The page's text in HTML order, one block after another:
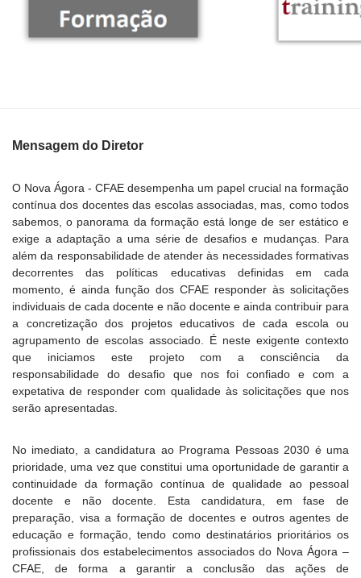
Mensagem do Diretor
O Nova Ágora - CFAE desempenha um papel crucial na formação
contínua dos docentes das escolas associadas, mas, como todos
sabemos, o panorama da formação está longe de ser estático e
exige a adaptação a uma série de desafios e mudanças. Para
além da responsabilidade de atender às necessidades formativas
decorrentes das políticas educativas definidas em cada
momento, é ainda função dos CFAE responder às solicitações
individuais de cada docente e não docente e ainda contribuir para
a concretização dos projetos educativos de cada escola ou
agrupamento de escolas associado. É neste exigente contexto
que iniciamos este projeto com a consciência da
responsabilidade do desafio que nos foi confiado e com a
expetativa de responder com qualidade às solicitações que nos
serão apresentadas.
No imediato, a candidatura ao Programa Pessoas 2030 é uma
prioridade, uma vez que constitui uma oportunidade de garantir a
continuidade da formação contínua de qualidade ao pessoal
docente e não docente. Esta candidatura, em fase de
preparação, visa a formação de docentes e outros agentes de
educação e formação, tendo como destinatários prioritários os
profissionais dos estabelecimentos associados do Nova Ágora –
CFAE, de forma a garantir a conclusão das ações de